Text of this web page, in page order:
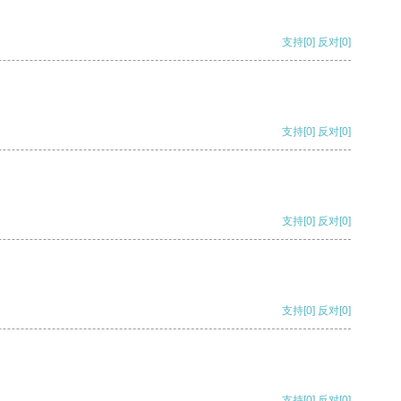
支持[0] 反对[0]
支持[0] 反对[0]
支持[0] 反对[0]
支持[0] 反对[0]